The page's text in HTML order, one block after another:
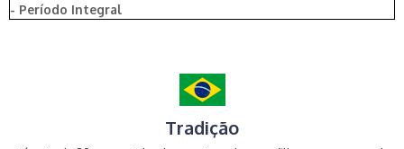
- Período Integral
Tradição